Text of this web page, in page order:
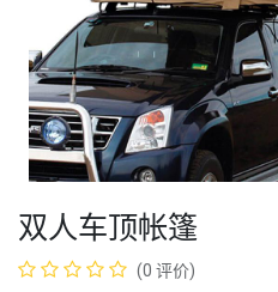
双人车顶帐篷
(0 评价)